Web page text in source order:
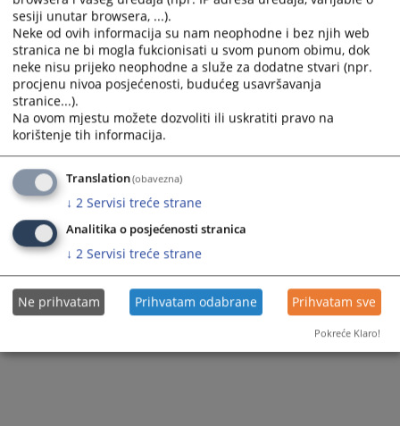
Slike
sesiji unutar browsera, ...).
Neke od ovih informacija su nam neophodne i bez njih web
stranica ne bi mogla fukcionisati u svom punom obimu, dok
neke nisu prijeko neophodne a služe za dodatne stvari (npr.
procjenu nivoa posjećenosti, budućeg usavršavanja
stranice...).
Na ovom mjestu možete dozvoliti ili uskratiti pravo na
korištenje tih informacija.
Translation(obavezna)
↓ 2 Servisi treće strane
Analitika o posjećenosti stranica
↓ 2 Servisi treće strane
Ne prihvatam Prihvatam odabrane Prihvatam sve
Pokreće Klaro!